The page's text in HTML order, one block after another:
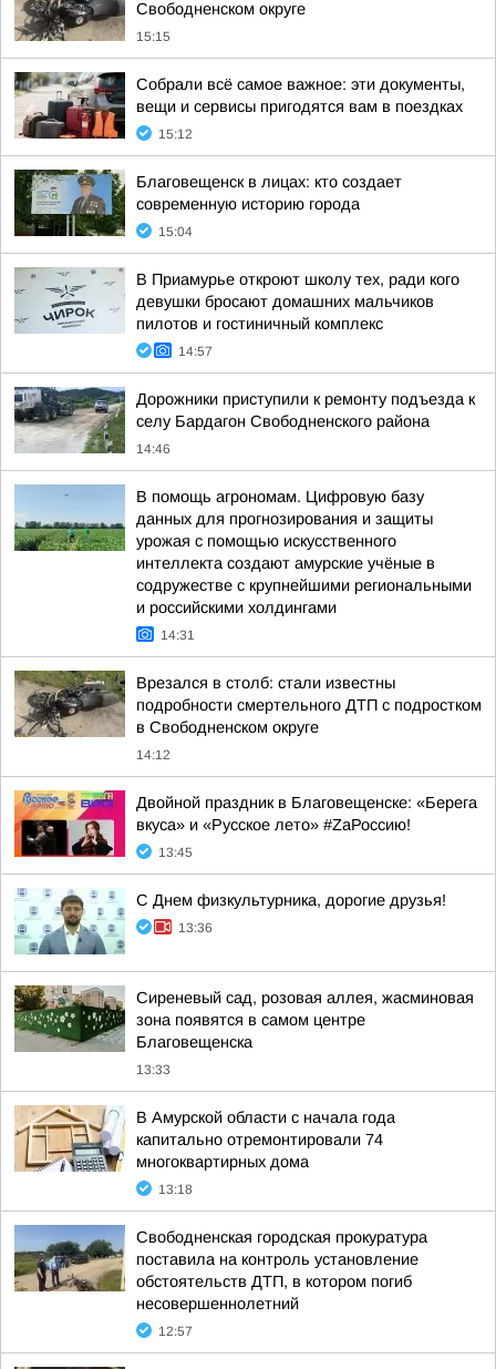
Свободненском округе
15:15
Собрали всё самое важное: эти документы,
вещи и сервисы пригодятся вам в поездках
15:12
Благовещенск в лицах: кто создает
современную историю города
15:04
В Приамурье откроют школу тех, ради кого
девушки бросают домашних мальчиков
пилотов и гостиничный комплекс
14:57
Дорожники приступили к ремонту подъезда к
селу Бардагон Свободненского района
14:46
В помощь агрономам. Цифровую базу
данных для прогнозирования и защиты
урожая с помощью искусственного
интеллекта создают амурские учёные в
содружестве с крупнейшими региональными
и российскими холдингами
14:31
Врезался в столб: стали известны
подробности смертельного ДТП с подростком
в Свободненском округе
14:12
Двойной праздник в Благовещенске: «Берега
вкуса» и «Русское лето» #ZaРоссию!
13:45
С Днем физкультурника, дорогие друзья!
13:36
Сиреневый сад, розовая аллея, жасминовая
зона появятся в самом центре
Благовещенска
13:33
В Амурской области с начала года
капитально отремонтировали 74
многоквартирных дома
13:18
Свободненская городская прокуратура
поставила на контроль установление
обстоятельств ДТП, в котором погиб
несовершеннолетний
12:57